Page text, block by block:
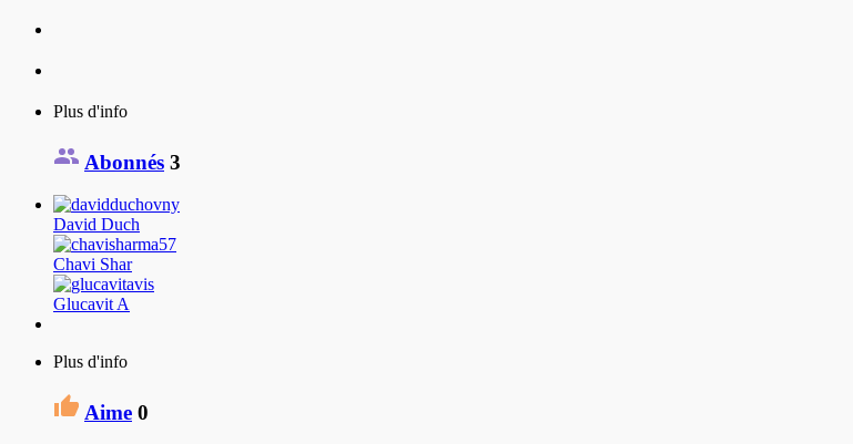
Plus d'info
Abonnés 3
David Duch
Chavi Shar
Glucavit A
Plus d'info
Aime 0